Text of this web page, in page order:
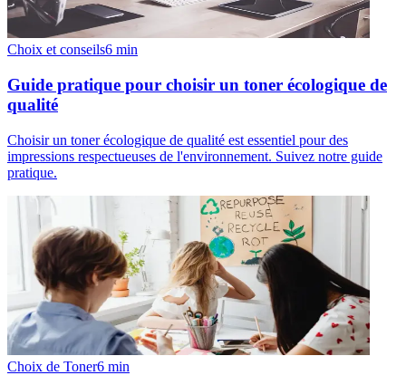
Choix et conseils6 min
Guide pratique pour choisir un toner écologique de
qualité
Choisir un toner écologique de qualité est essentiel pour des
impressions respectueuses de l'environnement. Suivez notre guide
pratique.
Choix de Toner6 min